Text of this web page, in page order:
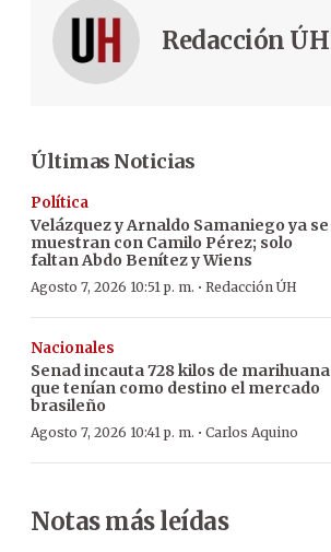
Redacción ÚH
Últimas Noticias
Política
Velázquez y Arnaldo Samaniego ya se
muestran con Camilo Pérez; solo
faltan Abdo Benítez y Wiens
Agosto 7, 2026 10:51 p. m. · Redacción ÚH
Nacionales
Senad incauta 728 kilos de marihuana
que tenían como destino el mercado
brasileño
Agosto 7, 2026 10:41 p. m. · Carlos Aquino
Notas más leídas